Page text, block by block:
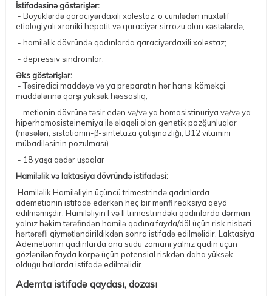
İstifadəsinə göstərişlər:
- Böyüklərdə qaraciyərdaxili xolestaz, o cümlədən müxtəlif
etiologiyalı xroniki hepatit və qaraciyər sirrozu olan xəstələrdə;
- hamiləlik dövründə qadınlarda qaraciyərdaxili xolestaz;
- depressiv sindromlar.
Əks göstərişlər:
- Təsiredici maddəyə və ya preparatın hər hansı köməkçi
maddələrinə qarşı yüksək həssaslıq;
- metionin dövrünə təsir edən və/və ya homosistinuriya və/və ya
hiperhomosisteinemiya ilə əlaqəli olan genetik pozğunluqlar
(məsələn, sistationin-β-sintetaza çatışmazlığı, B12 vitamini
mübadiləsinin pozulması)
- 18 yaşa qədər uşaqlar
Hamiləlik və laktasiya dövründə istifadəsi:
Hamiləlik Hamiləliyin üçüncü trimestrində qadınlarda
ademetionin istifadə edərkən heç bir mənfi reaksiya qeyd
edilməmişdir. Hamiləliyin I və II trimestrindəki qadınlarda dərman
yalnız həkim tərəfindən hamilə qadına fayda/döl üçün risk nisbəti
hərtərəfli qiymətləndirildikdən sonra istifadə edilməlidir. Laktasiya
Ademetionin qadınlarda ana südü zamanı yalnız qadın üçün
gözlənilən fayda körpə üçün potensial riskdən daha yüksək
olduğu hallarda istifadə edilməlidir.
Ademta istifadə qaydası, dozası